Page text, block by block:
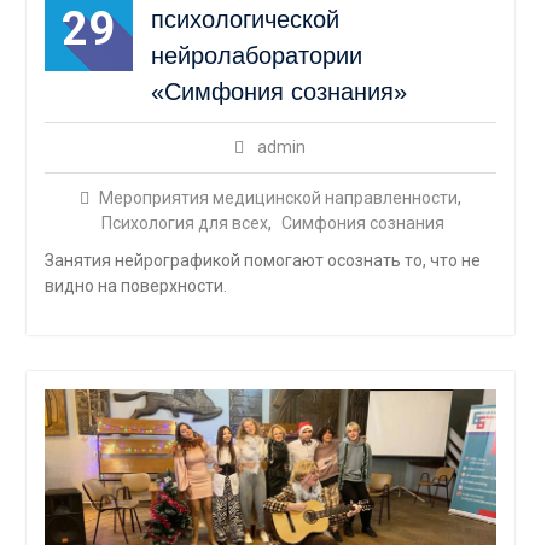
29
психологической
нейролаборатории
«Симфония сознания»
admin
Мероприятия медицинской направленности,
Психология для всех, Симфония сознания
Занятия нейрографикой помогают осознать то, что не
видно на поверхности.